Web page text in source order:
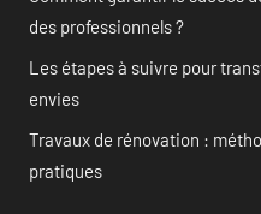
des professionnels ?
Les étapes à suivre pour
envies
Travaux de rénovation :
pratiques